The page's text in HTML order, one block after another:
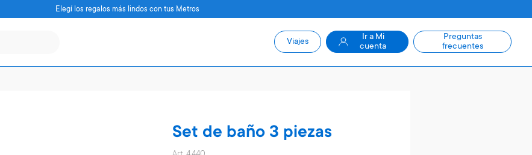
Set de baño 3 piezas
Elegí los regalos más lindos con tus Metros
Viajes
Ir a Mi
cuenta
Preguntas
frecuentes